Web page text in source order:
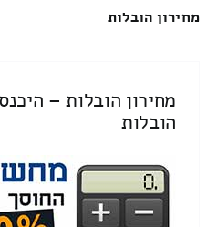
מחירון הובלות
מחירון הובלות –
הובלות